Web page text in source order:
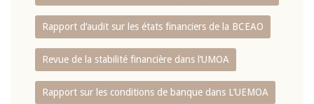
Rapport d‘audit sur les états financiers de la BCEAO
Revue de la stabilité financière dans l‘UMOA
Rapport sur les conditions de banque dans L‘UEMOA